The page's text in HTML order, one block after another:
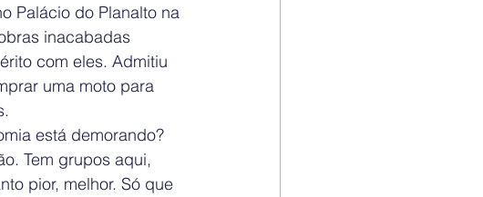
Palácio do Planalto na
inacabadas
com eles. Admitiu
uma moto para
está demorando?
Tem grupos aqui,
pior, melhor. Só que